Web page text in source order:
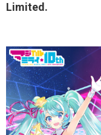
Limited.